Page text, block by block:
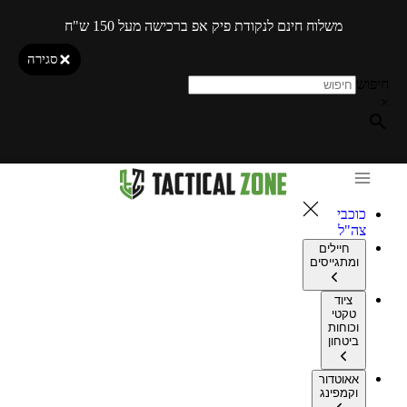
משלוח חינם לנקודת פיק אפ ברכישה מעל 150 ש"ח
סגירה
כוכבי
צה"ל
חיילים
ומתגייסים
ציוד
טקטי
וכוחות
ביטחון
אאוטדור
וקמפינג